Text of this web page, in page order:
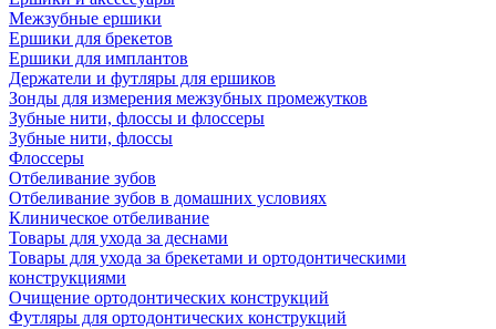
Межзубные ершики
Ершики для брекетов
Ершики для имплантов
Держатели и футляры для ершиков
Зонды для измерения межзубных промежутков
Зубные нити, флоссы и флоссеры
Зубные нити, флоссы
Флоссеры
Отбеливание зубов
Отбеливание зубов в домашних условиях
Клиническое отбеливание
Товары для ухода за деснами
Товары для ухода за брекетами и ортодонтическими
конструкциями
Очищение ортодонтических конструкций
Футляры для ортодонтических конструкций